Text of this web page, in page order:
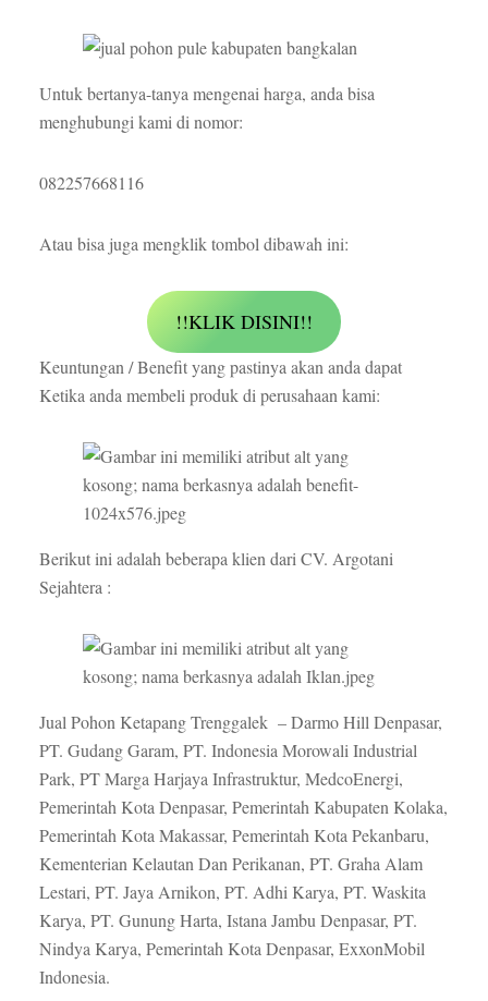
Untuk bertanya-tanya mengenai harga, anda bisa
menghubungi kami di nomor:
082257668116
Atau bisa juga mengklik tombol dibawah ini:
!!KLIK DISINI!!
Keuntungan / Benefit yang pastinya akan anda dapat
Ketika anda membeli produk di perusahaan kami:
Berikut ini adalah beberapa klien dari CV. Argotani
Sejahtera :
Jual Pohon Ketapang Trenggalek – Darmo Hill Denpasar,
PT. Gudang Garam, PT. Indonesia Morowali Industrial
Park, PT Marga Harjaya Infrastruktur, MedcoEnergi,
Pemerintah Kota Denpasar, Pemerintah Kabupaten Kolaka,
Pemerintah Kota Makassar, Pemerintah Kota Pekanbaru,
Kementerian Kelautan Dan Perikanan, PT. Graha Alam
Lestari, PT. Jaya Arnikon, PT. Adhi Karya, PT. Waskita
Karya, PT. Gunung Harta, Istana Jambu Denpasar, PT.
Nindya Karya, Pemerintah Kota Denpasar, ExxonMobil
Indonesia.